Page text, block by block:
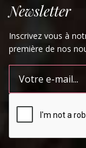
Newsletter
Inscrivez vous à
première de nos